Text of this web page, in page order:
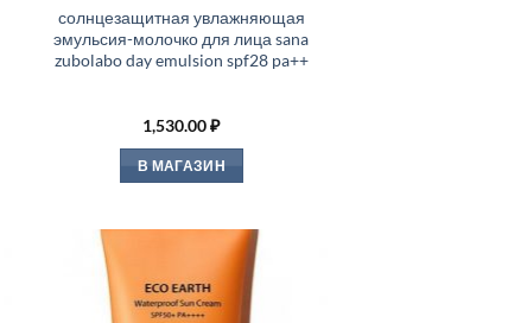
солнцезащитная увлажняющая
эмульсия-молочко для лица sana
zubolabo day emulsion spf28 pa++
1,530.00₽
В МАГАЗИН